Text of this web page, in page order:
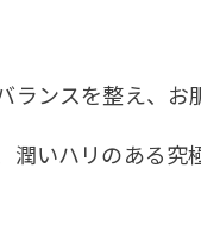
ランスを整え、お
潤いハリのある究